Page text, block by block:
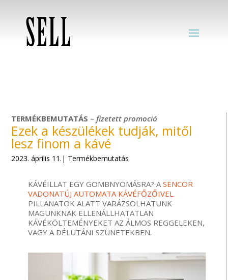
TERMÉKBEMUTATÁS –fizetett promoció
Ezek a készülékek tudják, mitől
lesz finom a kávé
2023. április 11.| Termékbemutatás
KÁVÉILLAT EGY GOMBNYOMÁSRA? ASENCOR
VADONATÚJ AUTOMATA KÁVÉFŐZŐIVEL
PILLANATOK ALATT VARÁZSOLHATUNK
MAGUNKNAK ELLENÁLLHATATLAN
KÁVÉKÖLTEMÉNYEKET AZ ÁLMOS REGGELEKEN,
VAGY A DÉLUTÁNI SZÜNETEKBEN.